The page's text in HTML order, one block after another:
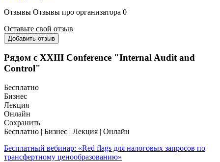
Отзывы Отзывы про организатора 0
Оставьте свой отзыв
Добавить отзыв
Рядом с XXIII Conference "Internal Audit and
Control"
Бесплатно
Бизнес
Лекция
Онлайн
Сохранить
Бесплатно | Бизнес | Лекция | Онлайн
Бесплатный вебинар: «Red flags для налоговых запросов по
трансфертному ценообразованию»